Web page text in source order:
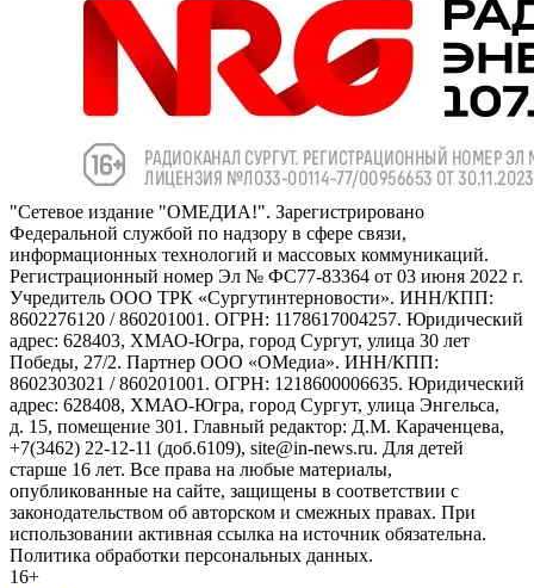
"Сетевое издание "ОМЕДИА!". Зарегистрировано
Федеральной службой по надзору в сфере связи,
информационных технологий и массовых коммуникаций.
Регистрационный номер Эл № ФС77-83364 от 03 июня 2022 г.
Учредитель ООО ТРК «Сургутинтерновости». ИНН/КПП:
8602276120 / 860201001. ОГРН: 1178617004257. Юридический
адрес: 628403, ХМАО-Югра, город Сургут, улица 30 лет
Победы, 27/2. Партнер ООО «ОМедиа». ИНН/КПП:
8602303021 / 860201001. ОГРН: 1218600006635. Юридический
адрес: 628408, ХМАО-Югра, город Сургут, улица Энгельса,
д. 15, помещение 301. Главный редактор: Д.М. Караченцева,
+7(3462) 22-12-11 (доб.6109), site@in-news.ru. Для детей
старше 16 лет. Все права на любые материалы,
опубликованные на сайте, защищены в соответствии с
законодательством об авторском и смежных правах. При
использовании активная ссылка на источник обязательна.
Политика обработки персональных данных.
16+